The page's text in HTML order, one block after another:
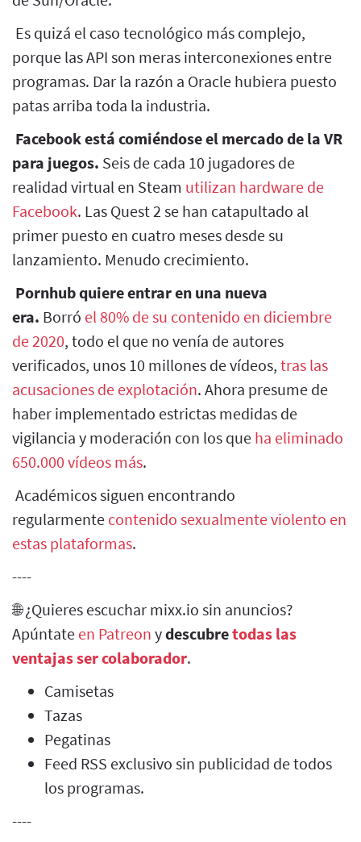
Es quizá el caso tecnológico más complejo,
porque las API son meras interconexiones entre
programas. Dar la razón a Oracle hubiera puesto
patas arriba toda la industria.
Facebook está comiéndose el mercado de la VR
para juegos. Seis de cada 10 jugadores de
realidad virtual en Steam utilizan hardware de
Facebook. Las Quest 2 se han catapultado al
primer puesto en cuatro meses desde su
lanzamiento. Menudo crecimiento.
Pornhub quiere entrar en una nueva
era. Borró el 80% de su contenido en diciembre
de 2020, todo el que no venía de autores
verificados, unos 10 millones de vídeos, tras las
acusaciones de explotación. Ahora presume de
haber implementado estrictas medidas de
vigilancia y moderación con los que ha eliminado
650.000 vídeos más.
Académicos siguen encontrando
regularmente contenido sexualmente violento en
estas plataformas.
----
🌐 ¿Quieres escuchar mixx.io sin anuncios?
Apúntate en Patreon ydescubretodas las
ventajas ser colaborador.
Camisetas
Tazas
Pegatinas
Feed RSS exclusivo sin publicidad de todos
los programas.
----